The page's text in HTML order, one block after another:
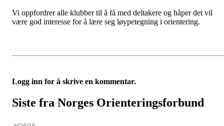
Vi oppfordrer alle klubber til å få med deltakere og håper det vil
være god interesse for å lære seg løypetegning i orientering.
Logg inn for å skrive en kommentar.
Siste fra Norges Orienteringsforbund